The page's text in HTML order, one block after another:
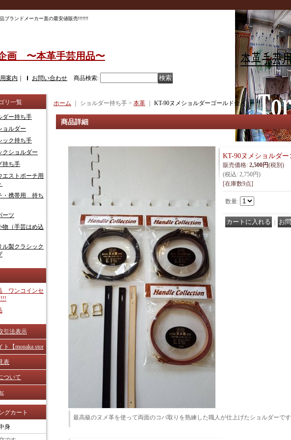
ブランドメーカー直の最安値販売!!!!!!!
画 〜本革手芸用品〜
案内 お問い合わせ 商品検索:
リ一覧
ダー持ち手
ョルダー
ック持ち手
クショルダー
持ち手
エストポーチ用
・携帯用 持ち
ーツ
物（手芸はめ込
ル製クラシック
ワンコインセ
引法表示
ト【monaka stor
表
ついて
グカート
身
ホーム ｜ ショルダー持ち手 > 本革 KT-90ヌメショルダーゴールド金具
商品詳細
KT-90ヌメショルダ
販売価格: 2,500円(税別)
(税込: 2,750円)
[在庫数9点]
数量:
最高級のヌメ革を使って両面のコバ取りを熟練した職人が仕上げたショルダーで